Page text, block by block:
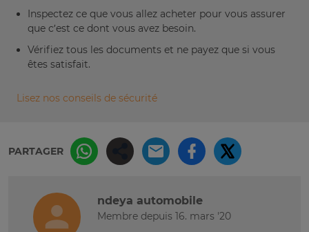
Inspectez ce que vous allez acheter pour vous assurer
que c’est ce dont vous avez besoin.
Vérifiez tous les documents et ne payez que si vous
êtes satisfait.
Lisez nos conseils de sécurité
PARTAGER
ndeya automobile
Membre depuis 16. mars '20